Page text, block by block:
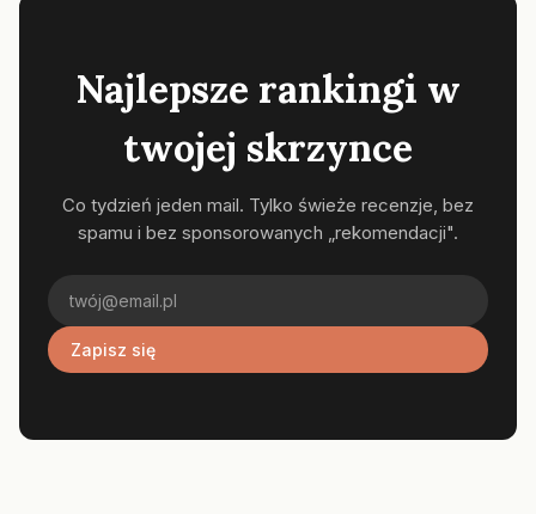
Najlepsze rankingi w
twojej skrzynce
Co tydzień jeden mail. Tylko świeże recenzje, bez
spamu i bez sponsorowanych „rekomendacji".
Zapisz się